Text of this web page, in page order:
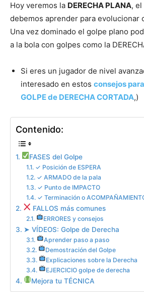
Hoy veremos la DERECHA PLANA,
debemos aprender para evolucionar
Una vez dominado el golpe plano
a la bola con golpes como la
Si eres un jugador de nivel
interesado en estos consejos
GOLPE de DERECHA CORTADA,)
Contenido:
FASES del Golpe
✓ Posición de ESPERA
✓ ARMADO de la pala
✓ Punto de IMPACTO
✓ Terminación o
FALLOS más comunes
ERRORES y consejos
➤ VÍDEOS: Golpe de Derecha
Aprender paso a paso
Demostración del Golpe
Explicaciones sobre la Derecha
EJERCICIO golpe de derecha
Mejora tu TÉCNICA